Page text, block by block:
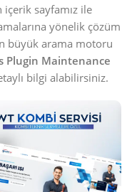
içerik sayfamız ile
yönelik çözüm
büyük arama motoru
Plugin Maintenance
bilgi alabilirsiniz.